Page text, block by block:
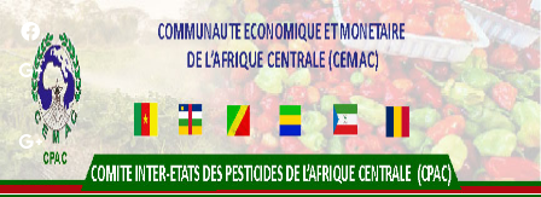
Aller
contenu
principal